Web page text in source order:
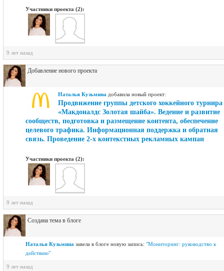
Участники проекта (2):
9 лет назад
Добавление нового проекта
Наталья Кузьмина добавилa новый проект:
Продвижение группы детского хоккейного турнира
«Макдоналдс Золотая шайба». Ведение и развитие
сообществ, подготовка и размещение контента, обеспечение
целевого трафика. Информационная поддержка и обратная
связь. Проведение 2-х контекстных рекламных кампан
Участники проекта (2):
9 лет назад
Создана тема в блоге
Наталья Кузьмина завелa в блоге новую запись: "Мониторинг: руководство к
действию"
9 лет назад